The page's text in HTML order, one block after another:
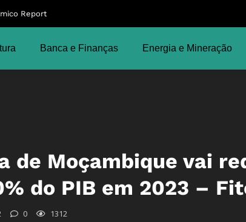
Report
Banca e Finanças Energia e Mineração
de Moçambique vai
do PIB em 2023 –
0 1312